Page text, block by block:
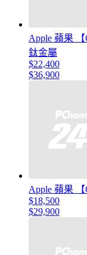
Apple 蘋果 【
鈦金屬
$22,400
$36,900
Apple 蘋果 【
$18,500
$29,900